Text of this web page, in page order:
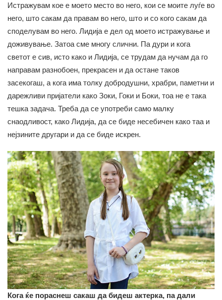
Истражувам кое е моето место во него, кои се моите луѓе во
него, што сакам да правам во него, што и со кого сакам да
споделувам во него. Лидија е дел од моето истражување и
доживување. Затоа сме многу слични. Па дури и кога
светот е сив, исто како и Лидија, се трудам да нучам да го
направам разнобоен, прекрасен и да остане таков
засекогаш, а кога има толку добродушни, храбри, паметни и
дарежливи пријатели како Зоки, Гоки и Боки, тоа не е така
тешка задача. Треба да се употреби само малку
снаодливост, како Лидија, да се биде несебичен како таа и
нејзините другари и да се биде искрен.
Кога ќе пораснеш сакаш да бидеш актерка, па дали